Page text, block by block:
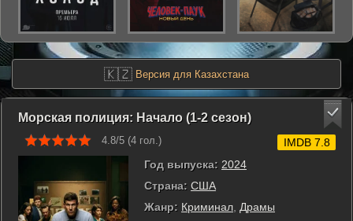
🇰🇿 Версия для Казахстана
Морская полиция: Начало (1-2 сезон)
4.8/5 (4 гол.)
Год выпуска: 2024
Страна: США
Жанр: Криминал Драмы
IMDB 7.8